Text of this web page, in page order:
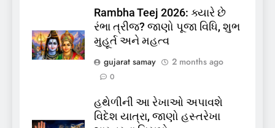
Rambha Teej 2026: ક્યારે છે
રંભા ત્રીજ? જાણો પૂજા વિધિ, શુભ
મુહૂર્ત અને મહત્વ
gujarat samay
2 months ago
0
હથેળીની આ રેખાઓ અપાવશે
વિદેશ યાત્રા, જાણો હસ્તરેખા
પ્રક્રિયા બની સરળ
GUJARAT TOP NEWS
7
નોંધણી બિલ2026’ ધ્વનિમતથી
8